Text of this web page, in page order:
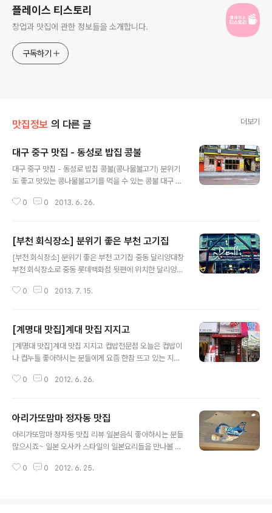
플레이스 티스토리
창업과 맛집에 관한 정보들을 소개합니다.
구독하기
맛집정보 의 다른 글 더보기
대구 중구 맛집 - 동성로 밥집 콩불
대구 중구 맛집 - 동성로 밥집 콩불(콩나물불고기) 분위기
도 좋고 맛있는 콩나물불고기를 먹을 수 있는 콩불 대구 동
매장도 넓고 쾌적한데다가 가격도 착한 곳이여서 부담없이
어도 깔끔하게 잘 해놓았구요 메뉴구성도 아주 심플하고
좋았습니다 이런저런 메뉴가 있는 곳보다는 전문점으로 소
수의 메뉴들만 파는곳이 맛있잖아요 ㅋ 그래서 콩불도 메
상차림도 역시나 심플하게 나왔는데요 하지만 철판에 나온
0 0 2013. 6. 26.
[부천 회식장소] 분위기 좋은 부천 고기집
[부천 회식장소] 분위기 좋은 부천 고기집 중동 달리양대창
부천 회식장소로 중동 롯데백화점 뒷편에 위치한 달리양대
기를 자랑하고 있는 이 곳은 분위기 좋게 양대창을 비롯해
레스토랑과 같이 잘 꾸며놓은 인테리어가 인상적인 달리양
대창은 숯불구이 파인다이닝 레스토랑이란 컨셉이 정말 잘
어울리는 고기집이였습니다 평소 가던 일반 고기집이나 양
든요 ^^ 벽면에 다양한 사진작품들도 전시되어 있고 테이
0 0 2013. 7. 15.
[계명대 맛집]계대 맛집 지지고
[계명대 맛집]계대 맛집 지지고 컵밥전문점 오늘은 컵밥이
나 컵누들 좋아하시는 분들에게 요즘 한참 뜨고 있는 지지
장 뜨고 있는 먹거리가 바로 저렴한 가격으로 간편하게 먹
있어 계대 맛집으로 뜨고 있는 곳입니다 ^^ 주문하면 바로
조리가능하고 주문 후 2분정도면 컵밥이나 컵누들 모두 완
성되기 때문에 시간없을 때 특히 간편하게 먹기 좋아요~
컵밥이나 컵누들 가격은 3천원 세트메뉴는 3,500원이랍
0 0 2012. 6. 26.
아리가또맘마 정자동 맛집
아리가또맘마 정자동 맛집 리뷰 일본음식 좋아하시는 분들
많으시죠~ 일본 오사카 스타일의 일본요리들을 만나볼 수
로 잘 꾸며져 있어 연인들의 데이트코스로도 괜찮은 곳인
0 0 2012. 6. 25.